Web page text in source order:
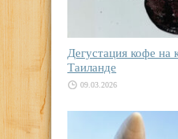
Дегустация кофе на
Таиланде
09.03.2026